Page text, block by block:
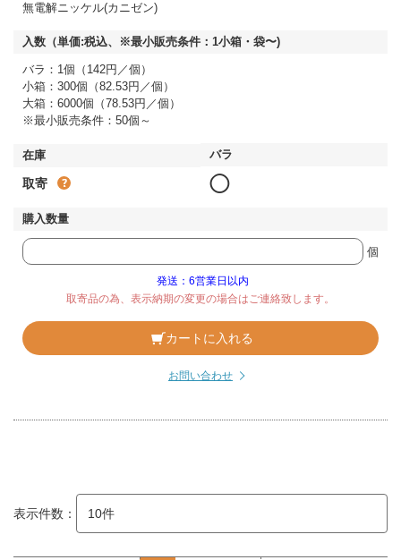
無電解ニッケル(カニゼン)
バラ：1個（142円／個）
小箱：300個（82.53円／個）
大箱：6000個（78.53円／個）
※最小販売条件：50個～
取寄 ◯
個
発送：6営業日以内
取寄品の為、表示納期の変更の場合はご連絡致します。
カートに入れる
お問い合わせ
表示件数：